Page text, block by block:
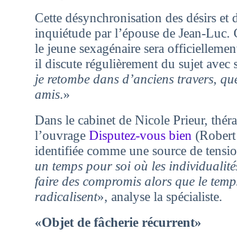
Cette désynchronisation des désirs et
inquiétude par l’épouse de Jean-
le jeune sexagénaire sera
il discute régulièrement du sujet avec
je retombe dans d’anciens travers,
amis.»
Dans le cabinet de Nicole Prieur,
l’ouvrage Disputez-vous bien
identifiée comme une source de
un temps pour soi où les
faire des compromis alors que le
radicalisent», analyse la spécialiste.
«Objet de fâcherie récurrent»